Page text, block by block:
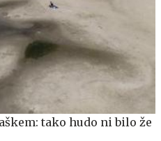
tako hudo ni bilo že